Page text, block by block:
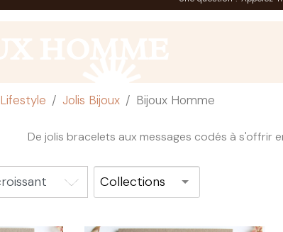
Lifestyle Jolis Bijoux Bijoux Homme
De jolis bracelets aux messages codés à s'offrir
Collections